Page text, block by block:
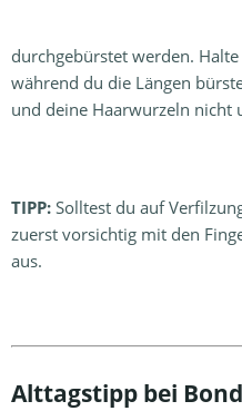
durchgebürstet werden.
während du die Längen
und deine Haarwurzeln nicht
TIPP: Solltest du auf
zuerst vorsichtig mit den
aus.
Alttagstipp bei